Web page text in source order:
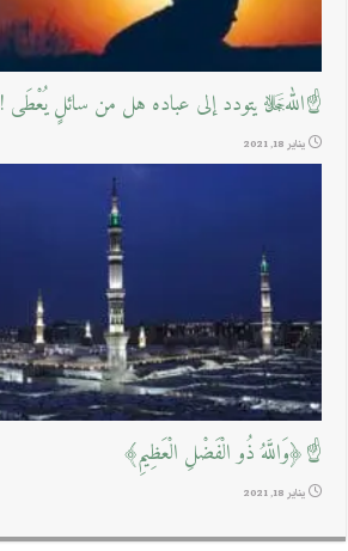
☝اللهﷻ يتودد إلى عباده هل من سائلٍ يُعْطَى !
يناير 18, 2021
☝﴿وَاللَّهُ ذُو الْفَضْلِ الْعَظِيمِ﴾
يناير 18, 2021